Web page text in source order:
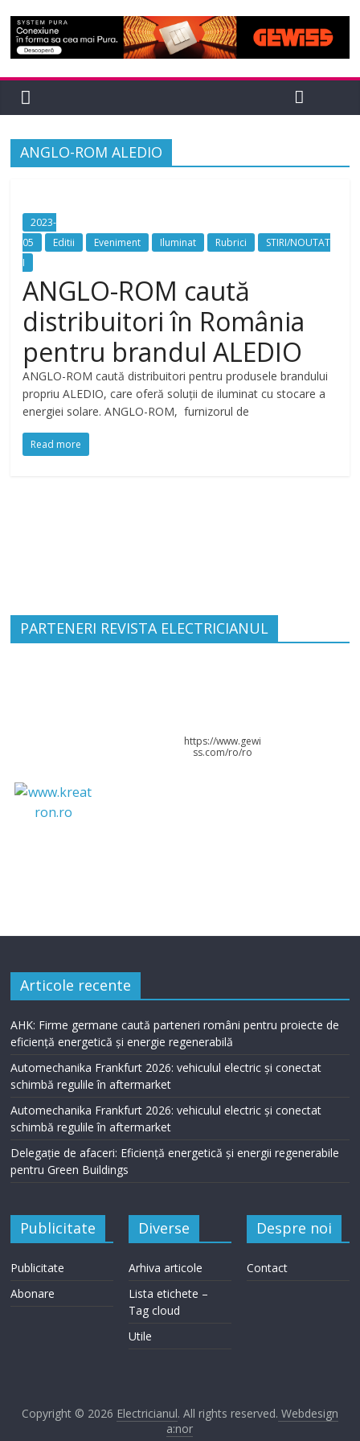
ANGLO-ROM ALEDIO
2023-
05
Editii Eveniment Iluminat Rubrici
STIRI/NOUTAT
I
ANGLO-ROM caută
distribuitori în România
pentru brandul ALEDIO
ANGLO-ROM caută distribuitori pentru produsele brandului
propriu ALEDIO, care oferă soluții de iluminat cu stocare a
energiei solare. ANGLO-ROM, furnizorul de
Read more
PARTENERI REVISTA ELECTRICIANUL
https://www.gewi
ss.com/ro/ro
Articole recente
AHK: Firme germane caută parteneri români pentru proiecte de
eficiență energetică și energie regenerabilă
Automechanika Frankfurt 2026: vehiculul electric și conectat
schimbă regulile în aftermarket
Automechanika Frankfurt 2026: vehiculul electric și conectat
schimbă regulile în aftermarket
Delegație de afaceri: Eficiență energetică și energii regenerabile
pentru Green Buildings
Publicitate
Publicitate
Abonare
Diverse
Arhiva articole
Lista etichete –
Tag cloud
Utile
Despre noi
Contact
Copyright © 2026 Electricianul. All rights reserved. Webdesign
a:nor